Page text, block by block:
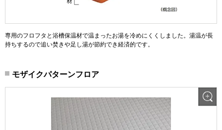
専用のフロフタと浴槽保温材で温まったお湯を冷めにくくしました。湯温が長
持ちするので追い焚きや足し湯が節約でき経済的です。
モザイクパターンフロア